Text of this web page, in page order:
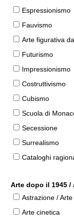
Espressionismo
Fauvismo
Arte figurativa
Futurismo
Impressionismo
Costruttivismo
Cubismo
Scuola di
Secessione
Surrealismo
Cataloghi
Arte dopo il 1945 /
Astrazione /
Arte cinetica